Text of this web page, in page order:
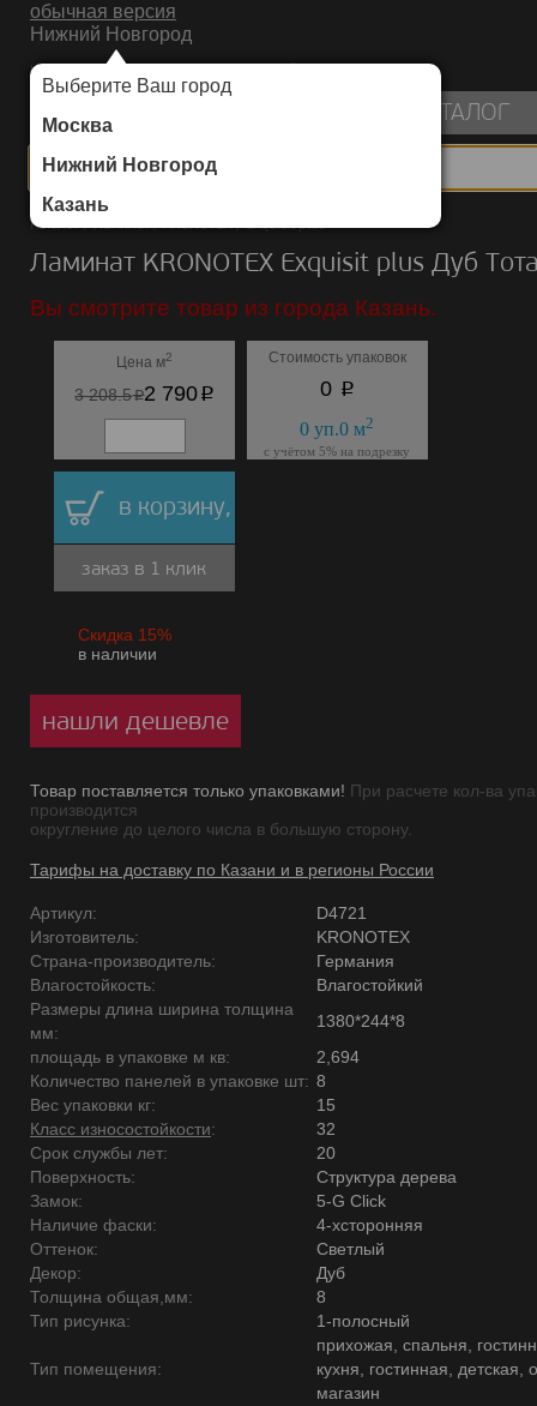
обычная версия
Нижний Новгород
Выберите Ваш город
Москва
Нижний Новгород
Казань
ИНТЕРНЕТ-МАГАЗИН НАПОЛЬНЫХ ПОКРЫТИЙ
КАТАЛОГ
Каталог/Ламинат/KRONOTEX/Exquisit plus
Ламинат KRONOTEX Exquisit plus Дуб
Вы смотрите товар из города Казань.
Цена м2
3 208.5p2 790p
Стоимость упаковок
0 p
0 уп.0 м2
с учётом 5% на подрезку
в корзину,
заказ в 1 клик
Скидка 15%
в наличии
нашли дешевле
Товар поставляется только упаковками! При расчете кол-ва
производится
округление до целого числа в большую сторону.
Тарифы на доставку по Казани и в регионы России
Артикул:
D4721
Изготовитель:
KRONOTEX
Страна-производитель:
Германия
Влагостойкость:
Влагостойкий
Размеры длина ширина толщина
мм:
1380*244*8
площадь в упаковке м кв:
2,694
Количество панелей в упаковке шт: 8
Вес упаковки кг:
15
Класс износостойкости:
32
Срок службы лет:
20
Поверхность:
Структура дерева
Замок:
5-G Click
Наличие фаски:
4-хсторонняя
Оттенок:
Светлый
Декор:
Дуб
Толщина общая,мм:
8
Тип рисунка:
1-полосный
Тип помещения:
прихожая, спальня,
кухня, гостинная, детская,
магазин